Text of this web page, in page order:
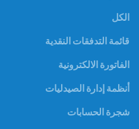
الكل
قائمة التدفقات النقدية
الفاتورة الالكترونية
أنظمة إدارة الصيدليات
شجرة الحسابات